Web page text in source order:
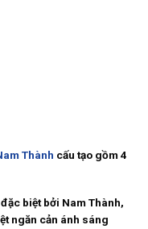
Thành cấu tạo gồm 4
biệt bởi Nam Thành,
ngăn cản ánh sáng